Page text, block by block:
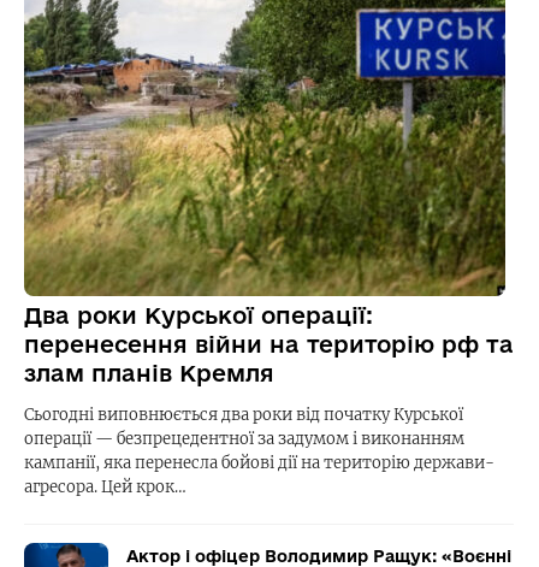
Два роки Курської операції:
перенесення війни на територію рф та
злам планів Кремля
Сьогодні виповнюється два роки від початку Курської
операції — безпрецедентної за задумом і виконанням
кампанії, яка перенесла бойові дії на територію держави-
агресора. Цей крок…
Актор і офіцер Володимир Ращук: «Воєнні